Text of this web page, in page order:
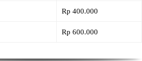
Rp 400.000
Rp 600.000